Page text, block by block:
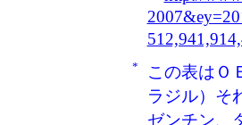
*
この表はＯ
ラジル）そ
ゼンチン、